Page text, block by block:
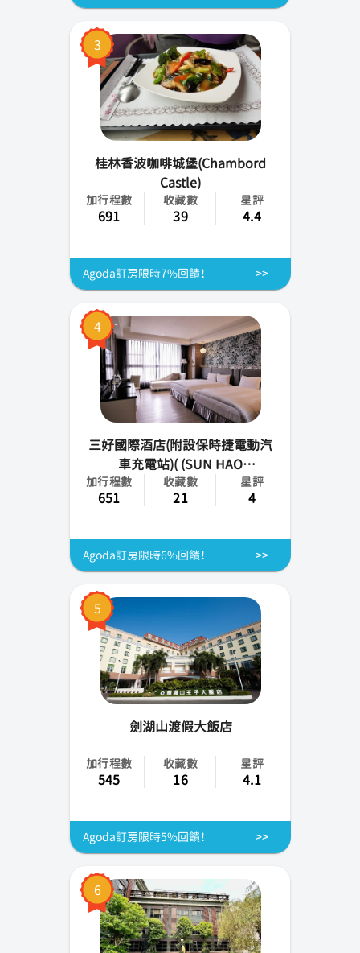
蘭嶼
小琉球 3
桂林香波咖啡城堡(Chambord
Castle)
加行程數
691
收藏數
39
星評
4.4
Agoda訂房限時7%回饋！
4
三好國際酒店(附設保時捷電動汽
車充電站)( (SUN HAO
INTERNATIONAL HOTEL))
加行程數
651
收藏數
21
星評
4
Agoda訂房限時6%回饋！
5
劍湖山渡假大飯店
加行程數
545
收藏數
16
星評
4.1
Agoda訂房限時5%回饋！
6